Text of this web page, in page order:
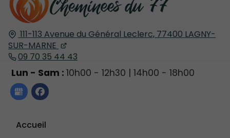
111-113 Avenue du Général Leclerc, 77400 LAGNY-
SUR-MARNE
09 70 35 44 43
Lun - Sam : 10h00 - 12h30 | 14h00 - 18h00
Accueil